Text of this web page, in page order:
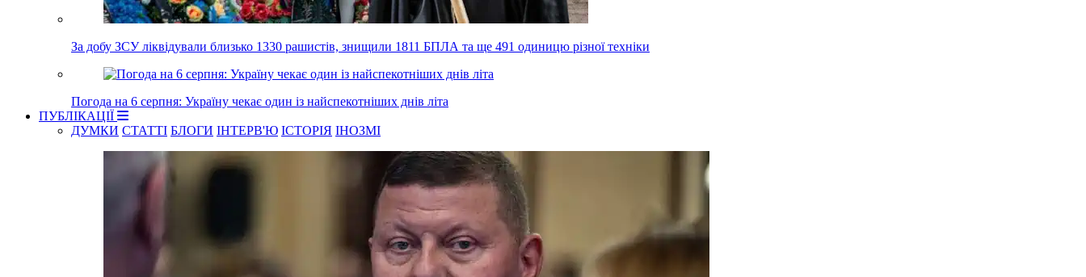
За добу ЗСУ ліквідували близько 1330 рашистів, знищили 1811 БПЛА та ще 491 одиницю різної техніки
Погода на 6 серпня: Україну чекає один із найспекотніших днів літа
ПУБЛІКАЦІЇ
ДУМКИ СТАТТІ БЛОГИ ІНТЕРВ'Ю ІСТОРІЯ ІНОЗМІ